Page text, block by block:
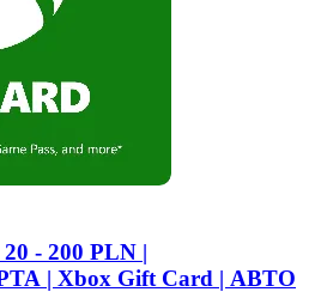
- 200 PLN |
| Xbox Gift Card | АВТО